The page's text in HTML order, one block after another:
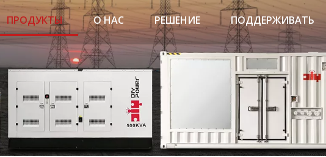
ПРОДУКТЫ О НАС РЕШЕНИЕ ПОДДЕРЖИВАТЬ